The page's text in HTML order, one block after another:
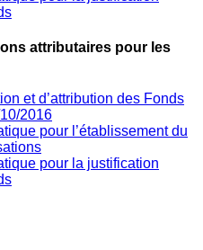
attributaires pour les
et d’attribution des Fonds
2016
pour l’établissement du
pour la justification